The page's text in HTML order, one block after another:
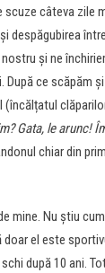
scuze câteva zile
despăgubirea
și ne
ce scăpăm
(încălțatul
Gata, le arunc!
chiar din
mine. Nu știu
el este
după 10 ani.